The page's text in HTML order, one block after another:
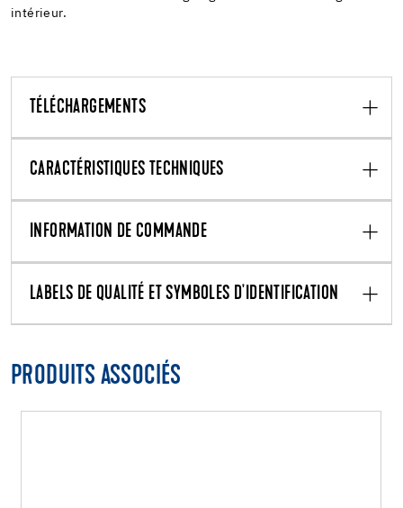
intérieur.
TÉLÉCHARGEMENTS
CARACTÉRISTIQUES TECHNIQUES
INFORMATION DE COMMANDE
LABELS DE QUALITÉ ET SYMBOLES D'IDENTIFICATION
PRODUITS ASSOCIÉS